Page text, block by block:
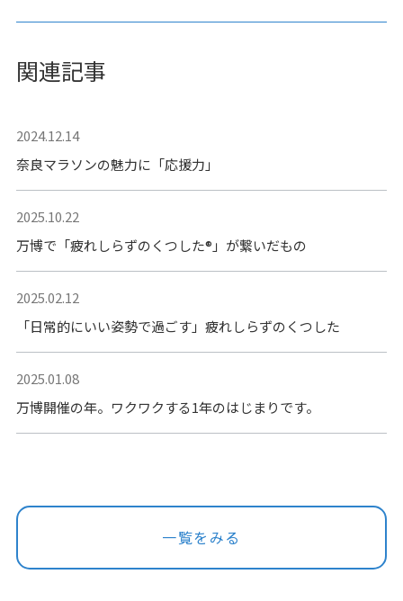
関連記事
2024.12.14
奈良マラソンの魅力に「応援力」
2025.10.22
万博で「疲れしらずのくつした®︎」が繋いだもの
2025.02.12
「日常的にいい姿勢で過ごす」疲れしらずのくつした
2025.01.08
万博開催の年。ワクワクする1年のはじまりです。
一覧をみる